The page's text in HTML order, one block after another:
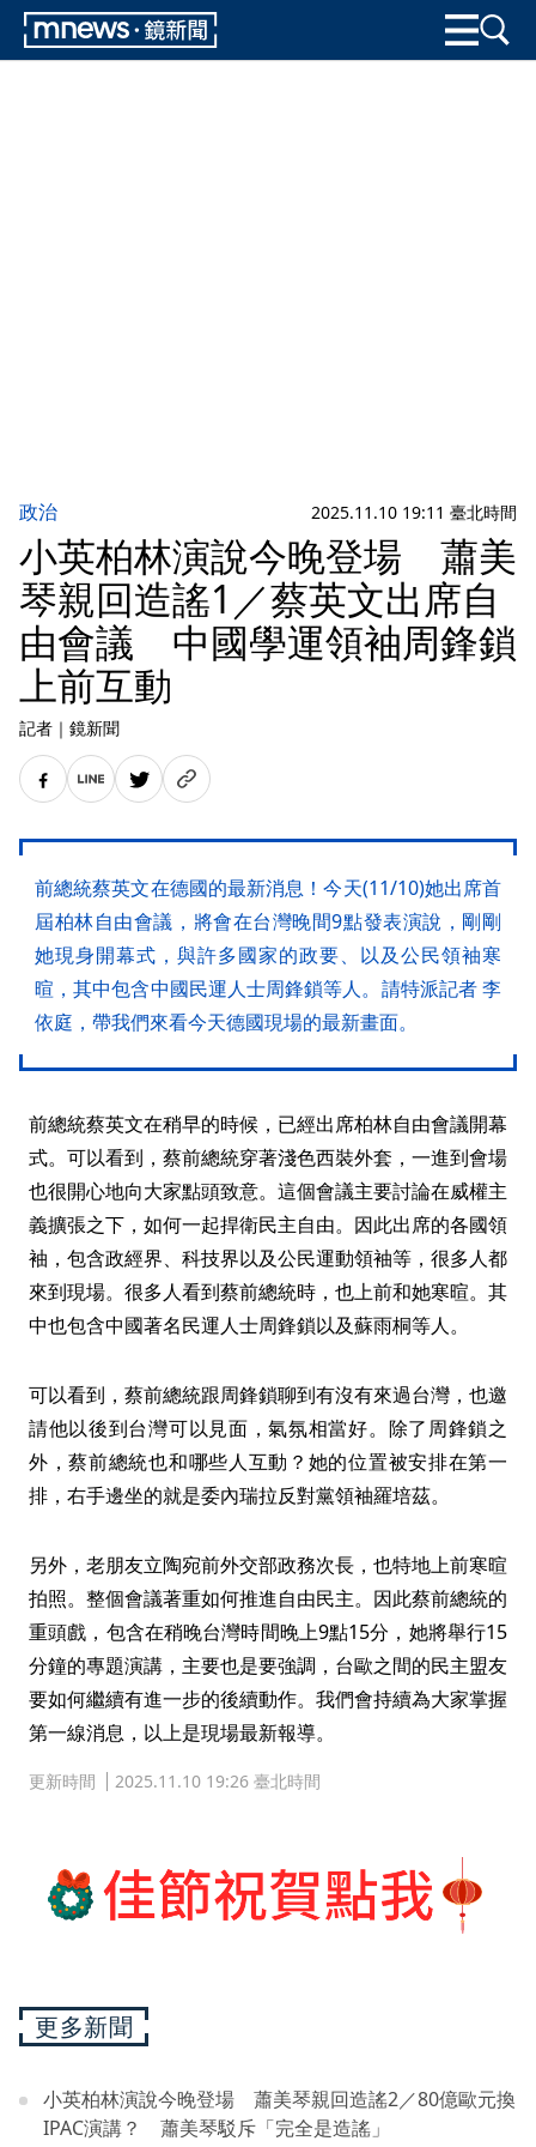
政治 2025.11.10 19:11 臺北時間
小英柏林演說今晚登場 蕭美
琴親回造謠1／蔡英文出席自
由會議 中國學運領袖周鋒鎖
上前互動
記者 ｜ 鏡新聞
前總統蔡英文在德國的最新消息！今天(11/10)她出席首
屆柏林自由會議，將會在台灣晚間9點發表演說，剛剛
她現身開幕式，與許多國家的政要、以及公民領袖寒
暄，其中包含中國民運人士周鋒鎖等人。請特派記者 李
依庭，帶我們來看今天德國現場的最新畫面。
前總統蔡英文在稍早的時候，已經出席柏林自由會議開幕
式。可以看到，蔡前總統穿著淺色西裝外套，一進到會場
也很開心地向大家點頭致意。這個會議主要討論在威權主
義擴張之下，如何一起捍衛民主自由。因此出席的各國領
袖，包含政經界、科技界以及公民運動領袖等，很多人都
來到現場。很多人看到蔡前總統時，也上前和她寒暄。其
中也包含中國著名民運人士周鋒鎖以及蘇雨桐等人。
可以看到，蔡前總統跟周鋒鎖聊到有沒有來過台灣，也邀
請他以後到台灣可以見面，氣氛相當好。除了周鋒鎖之
外，蔡前總統也和哪些人互動？她的位置被安排在第一
排，右手邊坐的就是委內瑞拉反對黨領袖羅培茲。
另外，老朋友立陶宛前外交部政務次長，也特地上前寒暄
拍照。整個會議著重如何推進自由民主。因此蔡前總統的
重頭戲，包含在稍晚台灣時間晚上9點15分，她將舉行15
分鐘的專題演講，主要也是要強調，台歐之間的民主盟友
要如何繼續有進一步的後續動作。我們會持續為大家掌握
第一線消息，以上是現場最新報導。
更新時間 2025.11.10 19:26 臺北時間
更多新聞
小英柏林演說今晚登場 蕭美琴親回造謠2／80億歐元換
IPAC演講？ 蕭美琴駁斥「完全是造謠」